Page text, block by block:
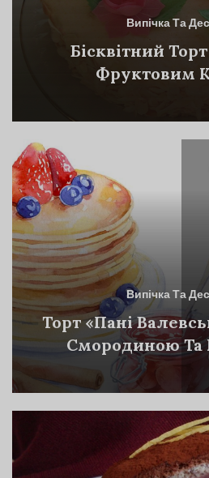
Випічка Та
Бісквітний
Фруктовим
Випічка Та
Торт «Пані
Смородиною Та